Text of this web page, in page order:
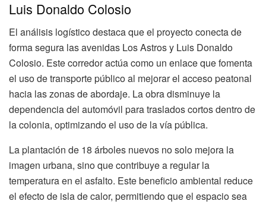
Luis Donaldo Colosio
El análisis logístico destaca que el proyecto conecta de
forma segura las avenidas Los Astros y Luis Donaldo
Colosio. Este corredor actúa como un enlace que fomenta
el uso de transporte público al mejorar el acceso peatonal
hacia las zonas de abordaje. La obra disminuye la
dependencia del automóvil para traslados cortos dentro de
la colonia, optimizando el uso de la vía pública.
La plantación de 18 árboles nuevos no solo mejora la
imagen urbana, sino que contribuye a regular la
temperatura en el asfalto. Este beneficio ambiental reduce
el efecto de isla de calor, permitiendo que el espacio sea